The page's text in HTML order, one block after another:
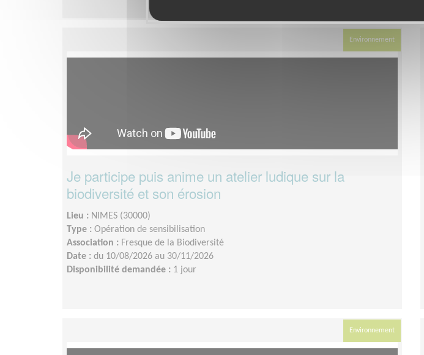
Environnement
Je participe puis anime un atelier ludique sur la
biodiversité et son érosion
Lieu : NIMES (30000)
Type : Opération de sensibilisation
Association : Fresque de la Biodiversité
Date : du 10/08/2026 au 30/11/2026
Disponibilité demandée : 1 jour
Environnement